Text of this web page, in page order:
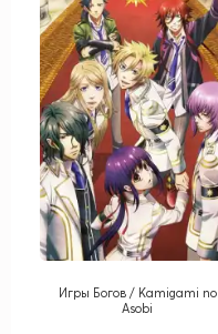
Игры Богов / Kamigami no
Asobi